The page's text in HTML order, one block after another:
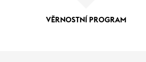
VĚRNOSTNÍ PROGRAM